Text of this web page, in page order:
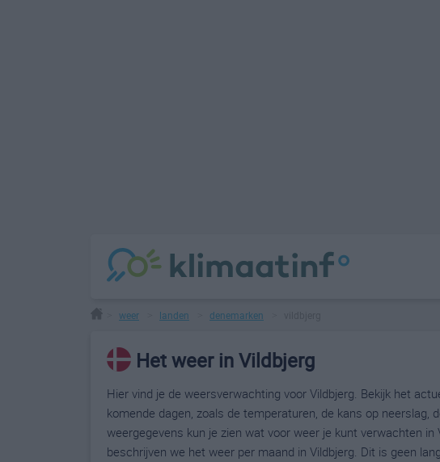
weer landen denemarken
Het weer in Vildbjerg
Hier vind je de weersverwachting voor Vildbjerg. Bekijk het
komende dagen, zoals de temperaturen, de kans op neerslag,
weergegevens kun je zien wat voor weer je kunt verwachten
beschrijven we het weer per maand in Vildbjerg. Dit is geen